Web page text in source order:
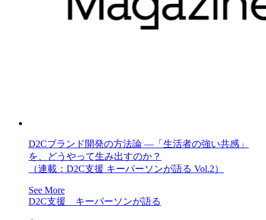
D2Cブランド開発の方法論 ―「生活者の強い共感」
を、どうやって生み出すのか？
（連載：D2C支援 キーパーソンが語る Vol.2）
See More
D2C支援 キーパーソンが語る